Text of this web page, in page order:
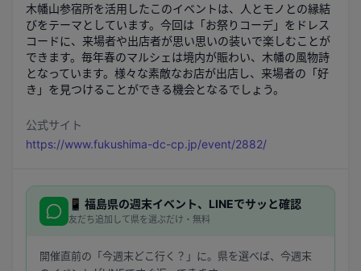
木幡山参宿所を活用したこのイベントは、人とモノとの縁結
びをテーマとしています。今回は「お祭りコーデ」をドレス
コードに、来場者や出店者が思い思いの装いで楽しむことが
できます。毎年春のマルシェは境内が賑わい、木幡の風物詩
となっています。様々な素敵なお店が出店し、来場者の「好
き」を見つけることができる機会となるでしょう。
公式サイト
https://www.fukushima-dc-cp.jp/event/2882/
📱 福島県の週末イベント、LINEでサッと確認
友だち追加して県を選ぶだけ・無料
開催直前の「今週末どこ行く？」に。県を選べば、今週末